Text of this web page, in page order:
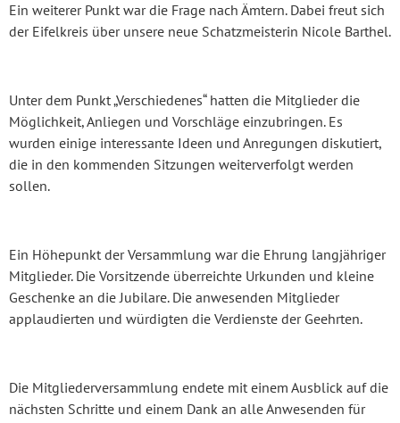
Ein weiterer Punkt war die Frage nach Ämtern. Dabei freut sich
der Eifelkreis über unsere neue Schatzmeisterin Nicole Barthel.
Unter dem Punkt „Verschiedenes“ hatten die Mitglieder die
Möglichkeit, Anliegen und Vorschläge einzubringen. Es
wurden einige interessante Ideen und Anregungen diskutiert,
die in den kommenden Sitzungen weiterverfolgt werden
sollen.
Ein Höhepunkt der Versammlung war die Ehrung langjähriger
Mitglieder. Die Vorsitzende überreichte Urkunden und kleine
Geschenke an die Jubilare. Die anwesenden Mitglieder
applaudierten und würdigten die Verdienste der Geehrten.
Die Mitgliederversammlung endete mit einem Ausblick auf die
nächsten Schritte und einem Dank an alle Anwesenden für